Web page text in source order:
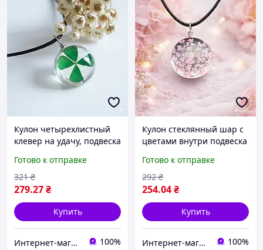
Кулон четырехлистный
клевер на удачу, подвеска
круглый кулон lucky
Готово к отправке
279.27₴
321 ₴
Купить
Интернет-магазин "Aliri" 100%
Кулон стеклянный шар с
цветами внутри подвеска
Готово к отправке
254.04₴
292 ₴
Купить
Интернет-магазин "Aliri" 100%